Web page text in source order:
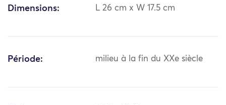
Dimensions: L 26 cm x W 17.5 cm
Période: milieu à la fin du XXe siècle